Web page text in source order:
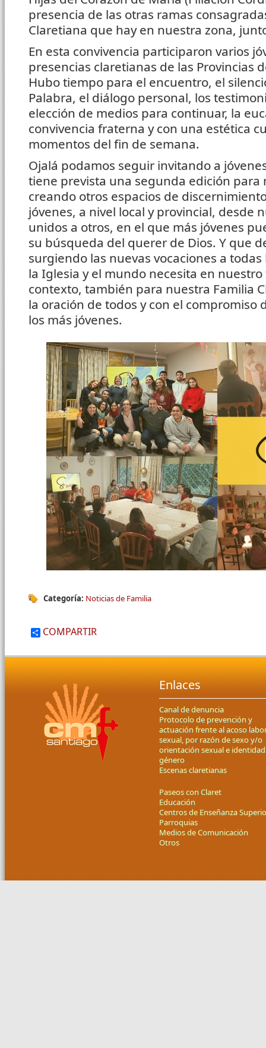
presencia de las otras ramas
Claretiana que hay en nuestra zona,
En esta convivencia participaron varios
presencias claretianas de las Provincias
Hubo tiempo para el encuentro, el
Palabra, el diálogo personal, los
elección de medios para continuar, la
convivencia fraterna y con una estética
momentos del fin de semana.
Ojalá podamos seguir invitando a
tiene prevista una segunda edición para
creando otros espacios de
jóvenes, a nivel local y provincial, desde
unidos a otros, en el que más jóvenes
su búsqueda del querer de Dios. Y que
surgiendo las nuevas vocaciones a
la Iglesia y el mundo necesita en
contexto, también para nuestra Familia
la oración de todos y con el compromiso
los más jóvenes.
Categoría: Noticias de Familia
COMPARTIR
Enlaces
Canal de denuncia
Protocolo de prevención y
actuación frente al acoso
sexual, por razón de sexo y/o
orientación sexual e
género
Escenas claretianas
Paseos con Claret
Educación
Centros de Enseñanza
Parroquias
Medios de Comunicación
Otros